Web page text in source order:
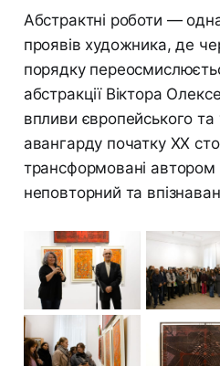
Абстрактні роботи —
проявів художника, де
порядку
абстракції Віктора
впливи європейського та
авангарду початку ХХ
трансформовані автором
неповторний та